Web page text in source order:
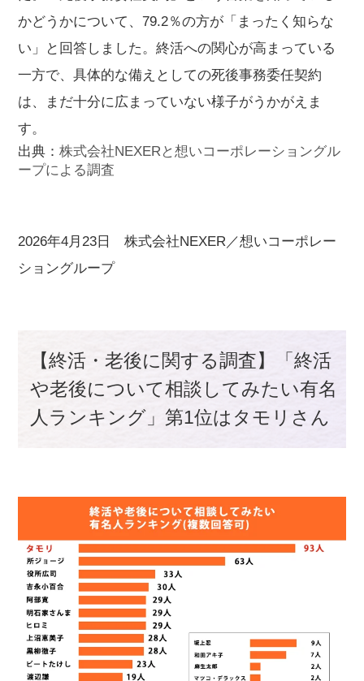
かどうかについて、79.2％の方が「まったく知らな
い」と回答しました。終活への関心が高まっている
一方で、具体的な備えとしての死後事務委任契約
は、まだ十分に広まっていない様子がうかがえま
す。
出典：株式会社NEXERと想いコーポレーショングル
ープによる調査
2026年4月23日 株式会社NEXER／想いコーポレー
ショングループ
【終活・老後に関する調査】「終活
や老後について相談してみたい有名
人ランキング」第1位はタモリさん